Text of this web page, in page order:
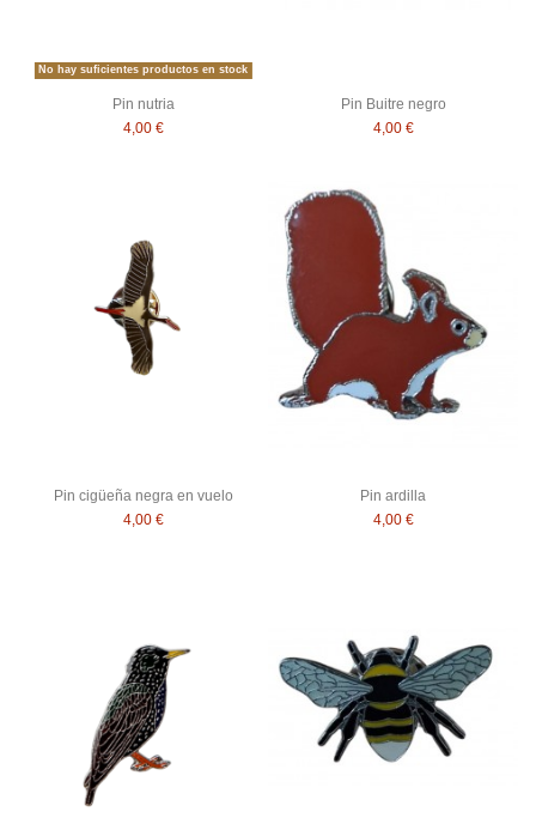
No hay suficientes productos en stock
Pin nutria
4,00 €
Pin Buitre negro
4,00 €
Pin cigüeña negra en vuelo
4,00 €
Pin ardilla
4,00 €